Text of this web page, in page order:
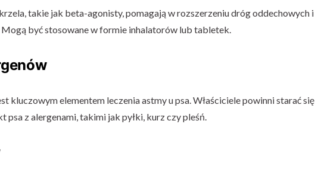
takie jak beta-agonisty, pomagają w rozszerzeniu dróg oddechowych i
Mogą być stosowane w formie inhalatorów lub tabletek.
kluczowym elementem leczenia astmy u psa. Właściciele powinni starać się
psa z alergenami, takimi jak pyłki, kurz czy pleśń.